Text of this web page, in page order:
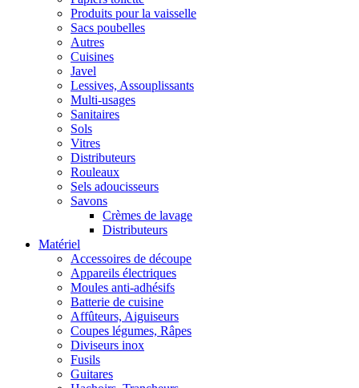
Produits pour la vaisselle
Sacs poubelles
Autres
Cuisines
Javel
Lessives, Assouplissants
Multi-usages
Sanitaires
Sols
Vitres
Distributeurs
Rouleaux
Sels adoucisseurs
Savons
Crèmes de lavage
Distributeurs
Matériel
Accessoires de découpe
Appareils électriques
Moules anti-adhésifs
Batterie de cuisine
Affûteurs, Aiguiseurs
Coupes légumes, Râpes
Diviseurs inox
Fusils
Guitares